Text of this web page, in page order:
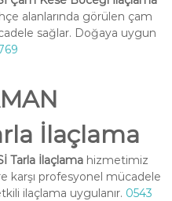
alanlarında görülen çam
sağlar. Doğaya uygun
İlaçlama
Tarla İlaçlamahizmetimiz
karşı profesyonel mücadele
ilaçlama uygulanır. 0543